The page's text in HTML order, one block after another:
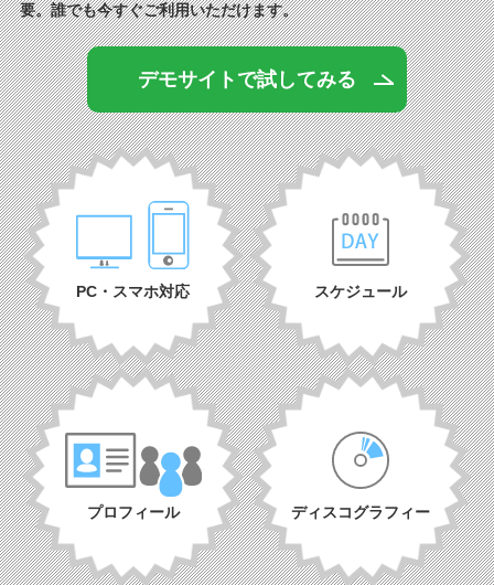
要。誰でも今すぐご利用いただけます。
デモサイトで試してみる
PC・スマホ対応 スケジュール
プロフィール ディスコグラフィー